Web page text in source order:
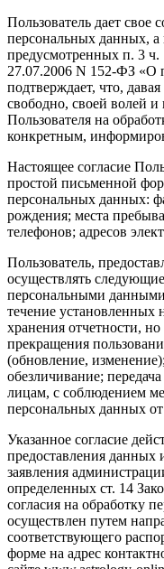
Пользователь дает свое
персональных данных,
предусмотренных п. 3 ч.
27.07.2006 N 152-ФЗ «О
подтверждает, что, давая
свободно, своей волей и
Пользователя на
конкретным,
Настоящее согласие
простой письменной
персональных данных:
рождения; места
телефонов; адресов
Пользователь,
осуществлять
персональными
течение
хранения отчетности,
прекращения
(обновление,
обезличивание;
лицам, с соблюдением
персональных данных
Указанное согласие
предоставления данных
заявления
определенных ст. 14
согласия на обработку
осуществлен путем
соответствующего
форме на адрес